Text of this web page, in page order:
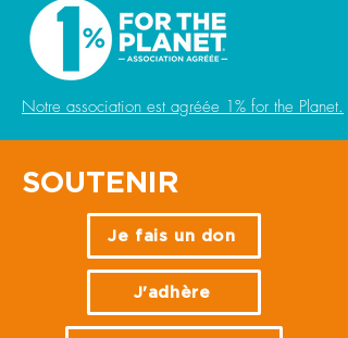
Notre association est agréée 1% for the Planet.
SOUTENIR
Je fais un don
J'adhère